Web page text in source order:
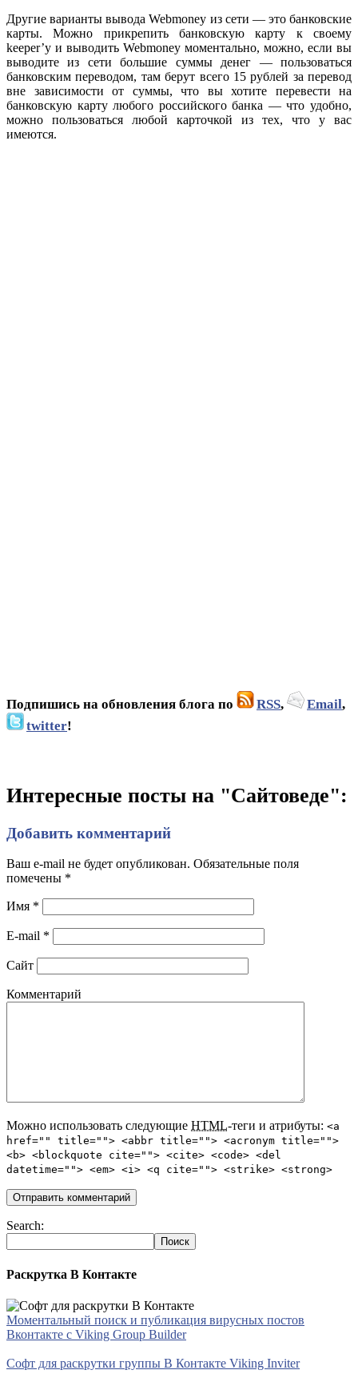
Другие варианты вывода Webmoney из сети — это банковские
карты. Можно прикрепить банковскую карту к своему
keeper’у и выводить Webmoney моментально, можно, если вы
выводите из сети большие суммы денег — пользоваться
банковским переводом, там берут всего 15 рублей за перевод
вне зависимости от суммы, что вы хотите перевести на
банковскую карту любого российского банка — что удобно,
можно пользоваться любой карточкой из тех, что у вас
имеются.
Подпишись на обновления блога по RSS, Email,
twitter!
Интересные посты на "Сайтоведе":
Добавить комментарий
Ваш e-mail не будет опубликован. Обязательные поля
помечены *
Имя *
E-mail *
Сайт
Комментарий
Можно использовать следующие HTML-теги и атрибуты: <a
href="" title=""> <abbr title=""> <acronym title="">
<b> <blockquote cite=""> <cite> <code> <del
datetime=""> <em> <i> <q cite=""> <strike> <strong>
Search:
Раскрутка В Контакте
Моментальный поиск и публикация вирусных постов
Вконтакте с Viking Group Builder
Софт для раскрутки группы В Контакте Viking Inviter